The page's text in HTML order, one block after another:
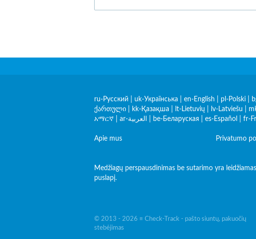
ru-Русский uk-Українська en-English pl-Polski
ქართული
kk-Қазақша lt-Lietuvių lv-Latviešu
አማርኛ
ar-العربية be-Беларуская es-Español fr-
Apie mus Privatumo
Medžiagų perspausdinimas be sutarimo yra
puslapį.
© 2013 - 2026 ≡ Check-Track - pašto siuntų, pakuočių
stebėjimas